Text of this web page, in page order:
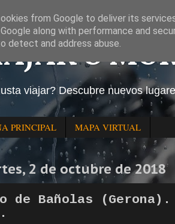
O
viajar? Descubre nuevos
PRINCIPAL MAPA VIRTUAL
2 de octubre de 2018
de Bañolas (Gerona).
from Google to deliver its
along with performance and
detect and address abuse.